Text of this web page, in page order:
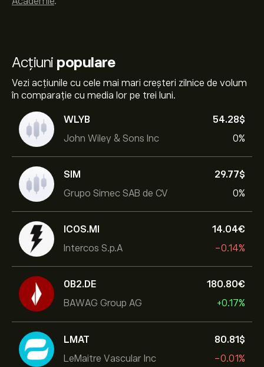
Acțiuni populare
Vezi acțiunile cu cele mai mari creșteri zilnice de volum
în comparație cu media lor pe trei luni.
WLYB
John Wiley & Sons Inc
54.28‎$‎
0%
SIM
Grupo Simec SAB de CV
29.77‎$‎
0%
ICOS.MI
Intercos S.p.A
14.04‎€‎
-0.14%
0B2.DE
BAWAG Group AG
180.80‎€‎
+0.17%
LMAT
LeMaitre Vascular Inc
80.81‎$‎
-0.01%